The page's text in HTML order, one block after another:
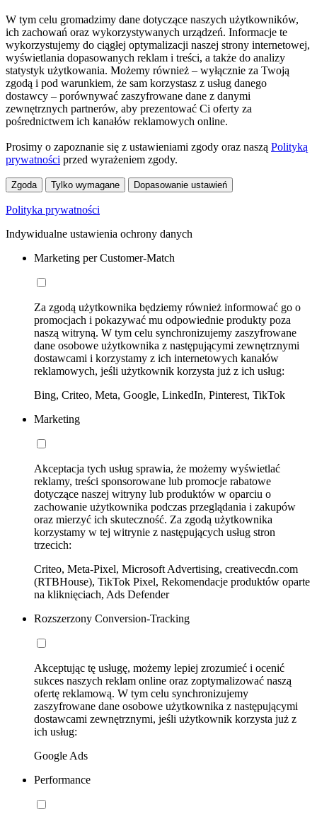
W tym celu gromadzimy dane dotyczące naszych użytkowników,
ich zachowań oraz wykorzystywanych urządzeń. Informacje te
wykorzystujemy do ciągłej optymalizacji naszej strony internetowej,
wyświetlania dopasowanych reklam i treści, a także do analizy
statystyk użytkowania. Możemy również – wyłącznie za Twoją
zgodą i pod warunkiem, że sam korzystasz z usług danego
dostawcy – porównywać zaszyfrowane dane z danymi
zewnętrznych partnerów, aby prezentować Ci oferty za
pośrednictwem ich kanałów reklamowych online.
Prosimy o zapoznanie się z ustawieniami zgody oraz naszą Polityką
prywatności przed wyrażeniem zgody.
Zgoda Tylko wymagane Dopasowanie ustawień
Polityka prywatności
Indywidualne ustawienia ochrony danych
Marketing per Customer-Match
Za zgodą użytkownika będziemy również informować go o
promocjach i pokazywać mu odpowiednie produkty poza
naszą witryną. W tym celu synchronizujemy zaszyfrowane
dane osobowe użytkownika z następującymi zewnętrznymi
dostawcami i korzystamy z ich internetowych kanałów
reklamowych, jeśli użytkownik korzysta już z ich usług:
Bing, Criteo, Meta, Google, LinkedIn, Pinterest, TikTok
Marketing
Akceptacja tych usług sprawia, że możemy wyświetlać
reklamy, treści sponsorowane lub promocje rabatowe
dotyczące naszej witryny lub produktów w oparciu o
zachowanie użytkownika podczas przeglądania i zakupów
oraz mierzyć ich skuteczność. Za zgodą użytkownika
korzystamy w tej witrynie z następujących usług stron
trzecich:
Criteo, Meta-Pixel, Microsoft Advertising, creativecdn.com
(RTBHouse), TikTok Pixel, Rekomendacje produktów oparte
na kliknięciach, Ads Defender
Rozszerzony Conversion-Tracking
Akceptując tę usługę, możemy lepiej zrozumieć i ocenić
sukces naszych reklam online oraz zoptymalizować naszą
ofertę reklamową. W tym celu synchronizujemy
zaszyfrowane dane osobowe użytkownika z następującymi
dostawcami zewnętrznymi, jeśli użytkownik korzysta już z
ich usług:
Google Ads
Performance